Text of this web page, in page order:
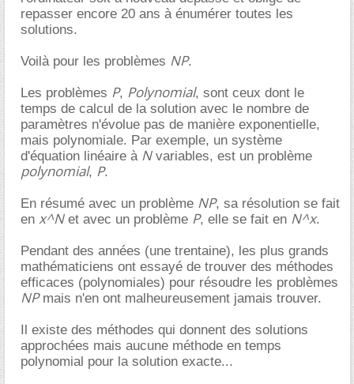
repasser encore 20 ans à énumérer toutes les
solutions.
Voilà pour les problèmes NP.
Les problèmes P, Polynomial, sont ceux dont le
temps de calcul de la solution avec le nombre de
paramètres n'évolue pas de manière exponentielle,
mais polynomiale. Par exemple, un système
d'équation linéaire à Nvariables, est un problème
polynomial, P.
En résumé avec un problème NP, sa résolution se fait
en x^Net avec un problème P, elle se fait en N^x.
Pendant des années (une trentaine), les plus grands
mathématiciens ont essayé de trouver des méthodes
efficaces (polynomiales) pour résoudre les problèmes
NPmais n'en ont malheureusement jamais trouver.
Il existe des méthodes qui donnent des solutions
approchées mais aucune méthode en temps
polynomial pour la solution exacte...